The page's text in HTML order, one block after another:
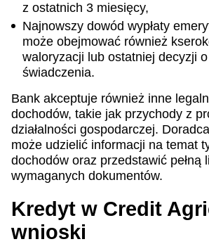
z ostatnich 3 miesięcy,
Najnowszy dowód wypłaty
może obejmować również
waloryzacji lub ostatniej decyzji
świadczenia.
Bank akceptuje również inne
dochodów, takie jak przychody z
działalności gospodarczej.
może udzielić informacji na temat
dochodów oraz przedstawić pełną
wymaganych dokumentów.
Kredyt w Credit
wnioski